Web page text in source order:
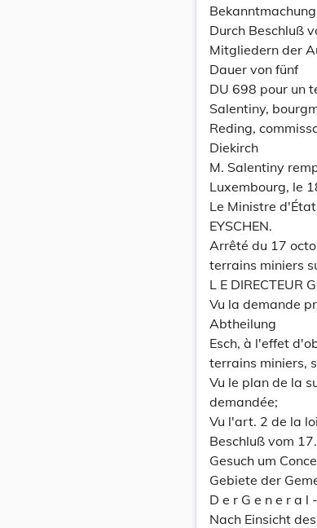
Durch Beschluß
Mitgliedern der
Dauer von fünf
DU 698 pour un
Salentiny,
Reding,
Diekirch
M. Salentiny
Luxembourg, le
Le Ministre
EYSCHEN.
Arrêté du 17
terrains miniers
L E DIRECTEUR
Vu la demande
Abtheilung
Esch, à l'effet
terrains miniers,
Vu le plan de la
demandée;
Vu l'art. 2 de la
Beschluß vom
Gesuch um
Gebiete der
D e r G e n e r a l
Nach Einsicht